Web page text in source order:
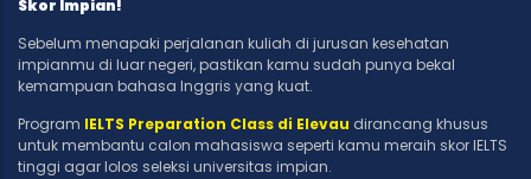
Skor Impian!
Sebelum menapaki perjalanan kuliah di jurusan kesehatan
impianmu di luar negeri, pastikan kamu sudah punya bekal
kemampuan bahasa Inggris yang kuat.
Program IELTS Preparation Class di Elevau dirancang khusus
untuk membantu calon mahasiswa seperti kamu meraih skor IELTS
tinggi agar lolos seleksi universitas impian.